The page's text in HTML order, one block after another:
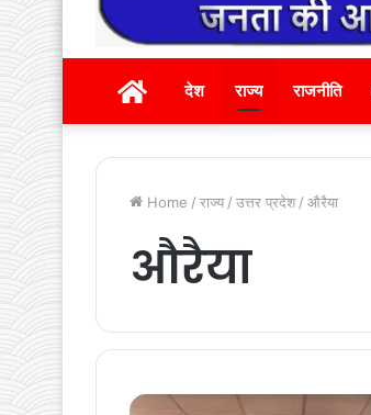
होम देश राज्य राजनीति
Home / राज्य / उत्तर प्रदेश / औरैया
औरैया